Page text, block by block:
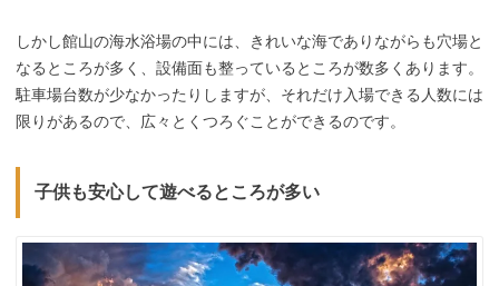
しかし館山の海水浴場の中には、きれいな海でありながらも穴場と
なるところが多く、設備面も整っているところが数多くあります。
駐車場台数が少なかったりしますが、それだけ入場できる人数には
限りがあるので、広々とくつろぐことができるのです。
子供も安心して遊べるところが多い